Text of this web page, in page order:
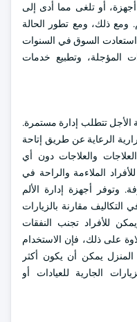
أو تلغى مما أدى إلى
ومع ذلك، ومع تطور الحالة
استعادت السوق في السنوات
المؤجلة، وتطبيع خدمات
الأجل تتطلب إدارة مستمرة.
الرعاية عن طريق إتاحة
والعلاجات دون أي
الملاءمة والراحة في
وتوفر أجهزة إدارة الألم
التكاليف مقارنة بالزيارات
للأفراد تجنب النفقات
على ذلك، فإن الاستخدام
المنزل يمكن أن يكون أكثر
الجارية للعيادات أو